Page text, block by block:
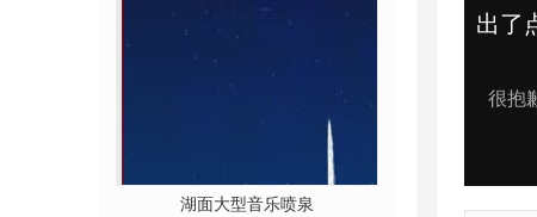
湖面大型音乐喷泉